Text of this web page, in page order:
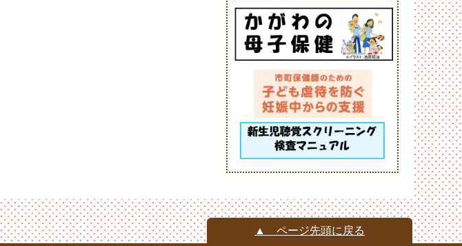
▲ ページ先頭に戻る